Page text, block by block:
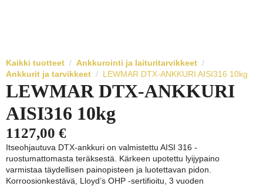
Kaikki tuotteet
Ankkurointi ja laituritarvikkeet
Ankkurit ja tarvikkeet
LEWMAR DTX-ANKKURI AISI316 10kg
LEWMAR DTX-ANKKURI
AISI316 10kg
1127,00 €
Itseohjautuva DTX-ankkuri on valmistettu AISI 316 -
ruostumattomasta teräksestä. Kärkeen upotettu lyijypaino
varmistaa täydellisen painopisteen ja luotettavan pidon.
Korroosionkestävä, Lloyd’s OHP -sertifioitu, 3 vuoden